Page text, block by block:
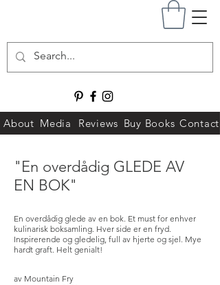
About Media Reviews Buy Books Contact
"En overdådig GLEDE AV
EN BOK"
En overdådig glede av en bok. Et must for enhver
kulinarisk boksamling. Hver side er en fryd.
Inspirerende og gledelig, full av hjerte og sjel. Mye
hardt graft. Helt genialt!
av Mountain Fry